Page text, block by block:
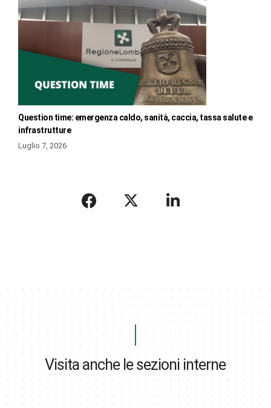
Question time: emergenza caldo, sanità, caccia, tassa salute e
infrastrutture
Luglio 7, 2026
Visita anche le sezioni interne